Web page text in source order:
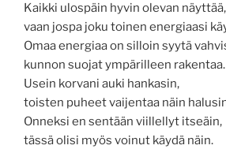
Kaikki ulospäin hyvin olevan näyttää,
vaan jospa joku toinen energiaasi
Omaa energiaa on silloin syytä
kunnon suojat ympärilleen rakentaa.
Usein korvani auki hankasin,
toisten puheet vaijentaa näin
Onneksi en sentään viillellyt itseäin,
tässä olisi myös voinut käydä näin.